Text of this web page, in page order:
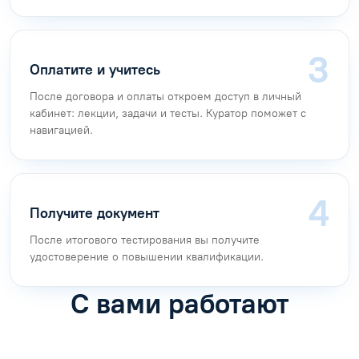
Оплатите и учитесь
После договора и оплаты откроем доступ в личный
кабинет: лекции, задачи и тесты. Куратор поможет с
навигацией.
Получите документ
После итогового тестирования вы получите
удостоверение о повышении квалификации.
С вами работают